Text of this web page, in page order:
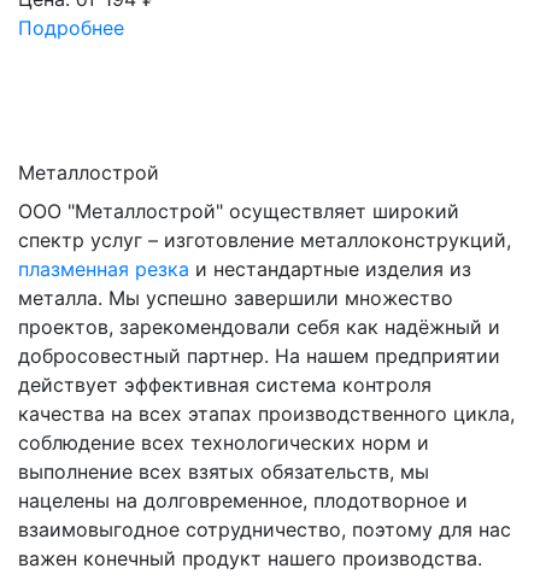
Подробнее
Металлострой
ООО "Металлострой" осуществляет широкий
спектр услуг – изготовление металлоконструкций,
плазменная резка и нестандартные изделия из
металла. Мы успешно завершили множество
проектов, зарекомендовали себя как надёжный и
добросовестный партнер. На нашем предприятии
действует эффективная система контроля
качества на всех этапах производственного цикла,
соблюдение всех технологических норм и
выполнение всех взятых обязательств, мы
нацелены на долговременное, плодотворное и
взаимовыгодное сотрудничество, поэтому для нас
важен конечный продукт нашего производства.